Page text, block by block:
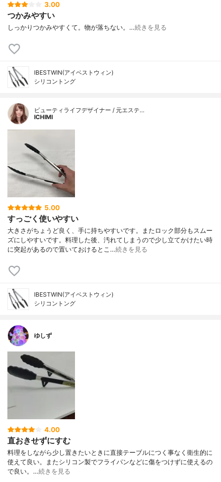
3.00
つかみやすい
しっかりつかみやすくて。物が落ちない。…続きを見る
IBESTWIN(アイベストウィン)
シリコントング
ビューティライフデザイナー / 元エステ…
ICHIMI
5.00
すっごく使いやすい
大きさがちょうど良く、手に持ちやすいです。またロック部分もスムー
ズにしやすいです。料理した後、汚れてしまうので少し立てかけたい時
に突起があるので置いておけるとこ…続きを見る
IBESTWIN(アイベストウィン)
シリコントング
ゆしず
4.00
直おきせずにすむ
料理をしながら少し置きたいときに直接テーブルにつく事なく衛生的に
使えて良い。またシリコン製でフライパンなどに傷をつけずに使えるの
で良い。…続きを見る